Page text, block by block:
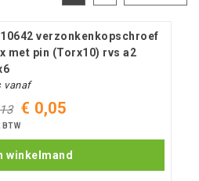
10642 verzonkenkopschroef
met pin (Torx10) rvs a2
vanaf
€ 0,05
BTW
winkelmand